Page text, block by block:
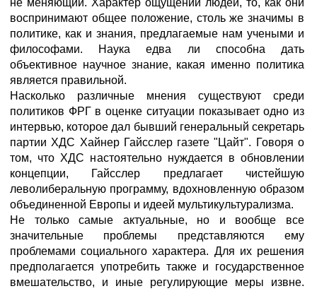
не меняющий. Характер ощущений людей, то, как они
воспринимают общее положение, столь же значимы в
политике, как и знания, предлагаемые нам учеными и
философами. Наука едва ли способна дать
объективное научное знание, какая именно политика
является правильной.
Насколько различные мнения существуют среди
политиков ФРГ в оценке ситуации показывает одно из
интервью, которое дал бывший генеральный секретарь
партии ХДС Хайнер Гайсслер газете "Цайт". Говоря о
том, что ХДС настоятельно нуждается в обновлении
концепции, Гайсслер предлагает чистейшую
леволиберальную программу, вдохновленную образом
объединенной Европы и идеей мультикультурализма.
Не только самые актуальные, но и вообще все
значительные проблемы представляются ему
проблемами социального характера. Для их решения
предполагается употребить также и государственное
вмешательство, и иные регулирующие меры извне.